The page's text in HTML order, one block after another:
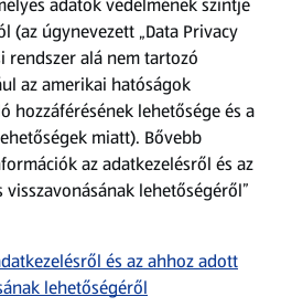
applikációt!
(az úgynevezett „Data Privacy
rendszer alá nem tartozó
az amerikai hatóságok
hozzáférésének lehetősége és a
miatt). Bővebb
az adatkezelésről és az
lehetőségéről”
és az ahhoz adott
lehetőségéről